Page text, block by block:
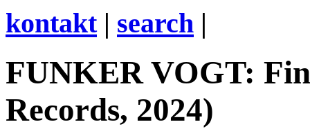
kontakt| search |
FUNKER VOGT:
Records, 2024)